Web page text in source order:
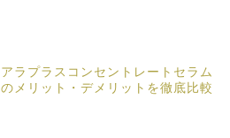
アラプラスコンセントレートセラム
のメリット・デメリットを徹底比較